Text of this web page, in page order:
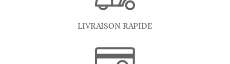
LIVRAISON RAPIDE